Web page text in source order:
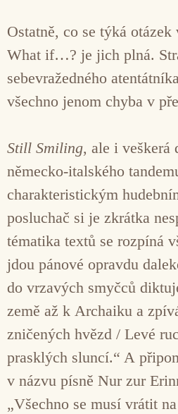
Ostatně, co se týká
What if…? je jich plná.
sebevražedného
všechno jenom chyba v
Still Smiling, ale i veškerá
německo-italského
charakteristickým
posluchač si je zkrátka
tématika textů se rozpíná
jdou pánové opravdu
do vrzavých smyčců
země až k Archaiku a
zničených hvězd / Levé
prasklých sluncí.“ A
v názvu písně Nur zur
„Všechno se musí vrátit